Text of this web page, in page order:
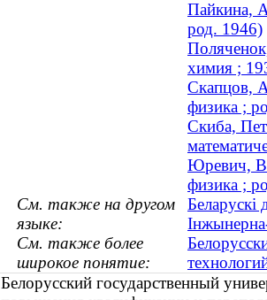
Пайкина,
род. 1946)
химия ;
Скапцов,
физика ;
Скиба,
Юревич,
физика ;
См. также на другом
языке:
Беларускі
См. также более
широкое понятие:
Белорусский государственный